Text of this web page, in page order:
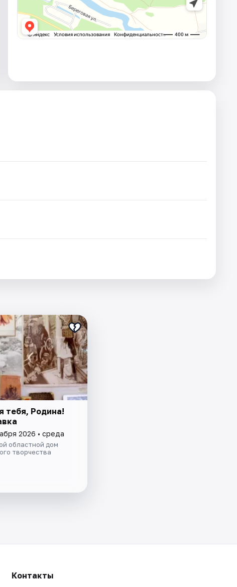
тебя, Родина!
2026 • среда
областной дом
творчества
Контакты